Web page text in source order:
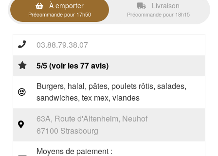
À emporter
Précommande pour 17h50
Livraison
Précommande pour 18h15
03.88.79.38.07
5/5 (voir les 77 avis)
Burgers, halal, pâtes, poulets rôtis, salades,
sandwiches, tex mex, viandes
63A, Route d'Altenheim, Neuhof
67100 Strasbourg
Moyens de paiement :